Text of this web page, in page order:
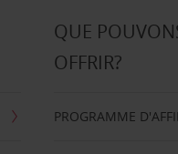
QUE
OFFRIR?
PROGRAMME